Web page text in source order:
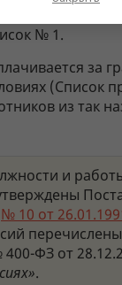
№ 1.
за
(Список
из так
и
№ 10 от
ФЗ от
.